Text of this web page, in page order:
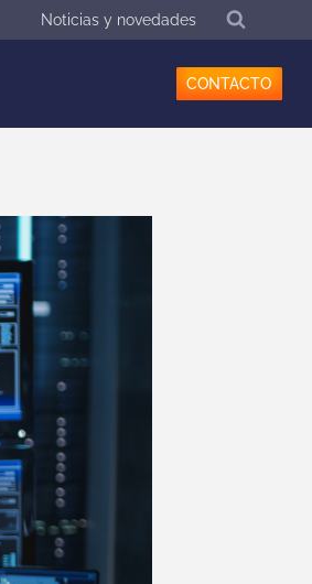
Noticias y novedades
CONTACTO